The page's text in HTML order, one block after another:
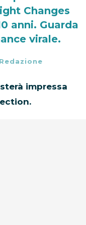
Changes
anni. Guarda
virale.
impressa